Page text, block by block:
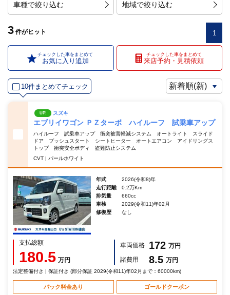
車種で絞り込む 地域で絞り込む
3 件がヒット 1
チェックした車をまとめて
お気に入り追加
チェックした車をまとめて
来店予約・見積依頼
10件まとめてチェック
UP! スズキ
エブリイワゴン ＰＺターボ ハイルーフ 試乗車アップ
ハイルーフ 試乗車アップ 衝突被害軽減システム オートライト スライド
ドア プッシュスタート シートヒーター オートエアコン アイドリングス
トップ 衝突安全ボディ 盗難防止システム
CVT | パールホワイト
年式
2026(令和8)年
走行距離
0.2万Km
排気量
660cc
車検
2029(令和11)年02月
修復歴
なし
支払総額
180.5 万円
車両価格 172 万円
諸費用
8.5 万円
法定整備付き | 保証付き (部分保証 2029(令和11)年02月まで：60000km)
パック料金あり ゴールドクーポン